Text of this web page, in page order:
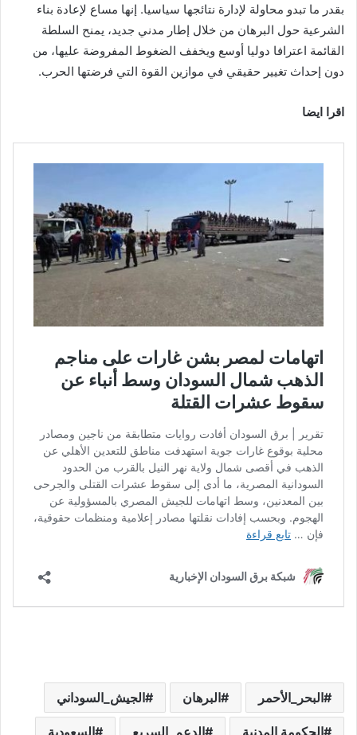
بقدر ما تبدو محاولة لإدارة نتائجها سياسيا. إنها مساع لإعادة بناء
الشرعية حول البرهان من خلال إطار مدني جديد، يمنح السلطة
القائمة اعترافا دوليا أوسع ويخفف الضغوط المفروضة عليها، من
دون إحداث تغيير حقيقي في موازين القوة التي فرضتها الحرب.
اقرا ايضا
البحر_الأحمر البرهان الجيش_السوداني
الحكومة المدنية الدعم_السريع السعودية